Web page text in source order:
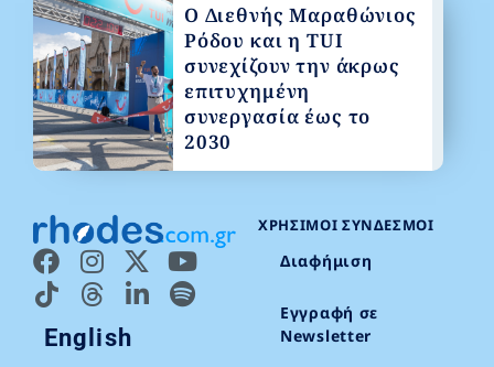
English
ΧΡΉΣΙΜΟΙ ΣΎΝΔΕΣΜΟΙ
Διαφήμιση
Εγγραφή σε
Newsletter
Ο Διεθνής Μαραθώνιος
Ρόδου και η TUI
συνεχίζουν την άκρως
επιτυχημένη
συνεργασία έως το
2030